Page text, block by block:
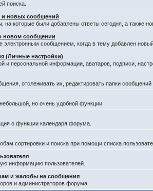
поиска.
и новых сообщений
на которые были добавлены ответы сегодня, а также
новом сообщении
электронным сообщением, когда в тему добавлен
(Личные настройки)
и персональной информации, аватаров, подписи,
отслеживать их, редактировать папки
но очень удобной функции
о функции календаря форума.
сортировки и поиска при помощи списка
информацию пользователей.
и жалобы на сообщения
и администраторов форума.